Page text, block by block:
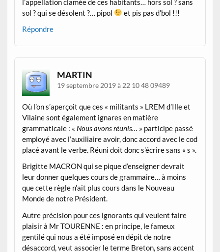
sol ? qui se désolent ?… pipol
et pis pas d’bol !!!
Répondre
MARTIN
19 septembre 2019 à 22 10 48 09489
Où l’on s’aperçoit que ces « militants » LREM d’Ille et
Vilaine sont également ignares en matière
grammaticale : « Nous avons réunis… » participe passé
employé avec l’auxiliaire avoir, donc accord avec le cod
placé avant le verbe. Réuni doit donc s’écrire sans « s ».
Brigitte MACRON qui se pique d’enseigner devrait
leur donner quelques cours de grammaire… à moins
que cette règle n’ait plus cours dans le Nouveau
Monde de notre Président.
Autre précision pour ces ignorants qui veulent faire
plaisir à Mr TOURENNE : en principe, le fameux
gentilé qui nous a été imposé en dépit de notre
désaccord, veut associer le terme Breton, sans accent